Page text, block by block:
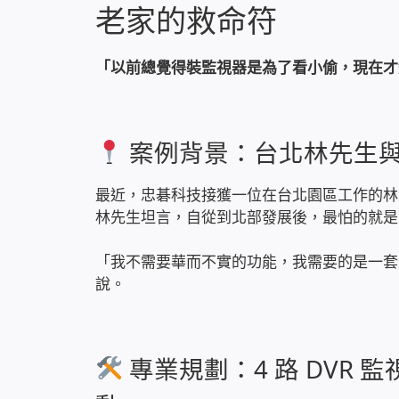
老家的救命符
「以前總覺得裝監視器是為了看小偷，現在
案例背景：台北林先生
最近，忠碁科技接獲一位在台北園區工作的
林先生坦言，自從到北部發展後，最怕的就
「我不需要華而不實的功能，我需要的是一套
說。
專業規劃：4 路 DVR